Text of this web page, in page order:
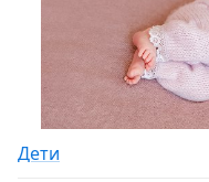
Дети